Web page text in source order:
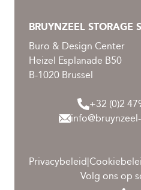
BRUYNZEEL STORAGE
Buro & Design Center
Heizel Esplanade B50
B-1020 Brussel
+32 (0)2
Privacybeleid|
Volg ons op